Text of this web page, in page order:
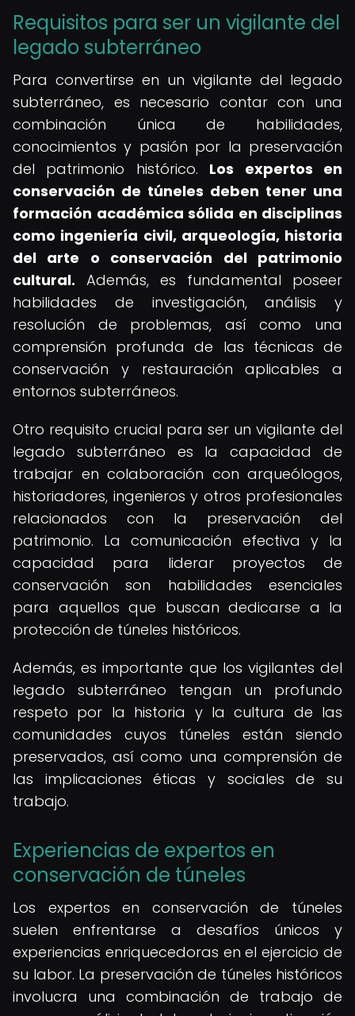
Requisitos para ser un vigilante del
legado subterráneo
Para convertirse en un vigilante del legado
subterráneo, es necesario contar con una
combinación única de habilidades,
conocimientos y pasión por la preservación
del patrimonio histórico. Los expertos en
conservación de túneles deben tener una
formación académica sólida en disciplinas
como ingeniería civil, arqueología, historia
del arte o conservación del patrimonio
cultural. Además, es fundamental poseer
habilidades de investigación, análisis y
resolución de problemas, así como una
comprensión profunda de las técnicas de
conservación y restauración aplicables a
entornos subterráneos.
Otro requisito crucial para ser un vigilante del
legado subterráneo es la capacidad de
trabajar en colaboración con arqueólogos,
historiadores, ingenieros y otros profesionales
relacionados con la preservación del
patrimonio. La comunicación efectiva y la
capacidad para liderar proyectos de
conservación son habilidades esenciales
para aquellos que buscan dedicarse a la
protección de túneles históricos.
Además, es importante que los vigilantes del
legado subterráneo tengan un profundo
respeto por la historia y la cultura de las
comunidades cuyos túneles están siendo
preservados, así como una comprensión de
las implicaciones éticas y sociales de su
trabajo.
Experiencias de expertos en
conservación de túneles
Los expertos en conservación de túneles
suelen enfrentarse a desafíos únicos y
experiencias enriquecedoras en el ejercicio de
su labor. La preservación de túneles históricos
involucra una combinación de trabajo de